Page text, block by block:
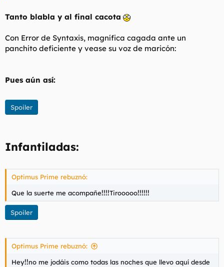
Tanto blabla y al final cacota
Con Error de Syntaxis, magnífica cagada ante un
panchito deficiente y vease su voz de maricón:
Pues aún así:
Spoiler
Infantiladas:
Optimus Prime rebuznó:
Que la suerte me acompañe!!!!Tirooooo!!!!!!
Spoiler
Optimus Prime rebuznó:
Hey!!no me jodáis como todas las noches que llevo aquí desde